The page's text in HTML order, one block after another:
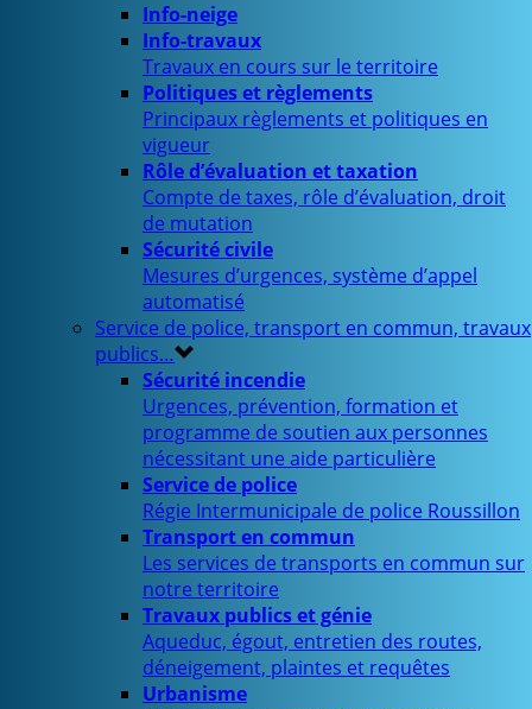
Info-neige
Info-travaux
Travaux en cours sur le territoire
Politiques et règlements
Principaux règlements et politiques en
vigueur
Rôle d’évaluation et taxation
Compte de taxes, rôle d’évaluation, droit
de mutation
Sécurité civile
Mesures d’urgences, système d’appel
automatisé
Service de police, transport en commun, travaux
publics…
Sécurité incendie
Urgences, prévention, formation et
programme de soutien aux personnes
nécessitant une aide particulière
Service de police
Régie Intermunicipale de police Roussillon
Transport en commun
Les services de transports en commun sur
notre territoire
Travaux publics et génie
Aqueduc, égout, entretien des routes,
déneigement, plaintes et requêtes
Urbanisme